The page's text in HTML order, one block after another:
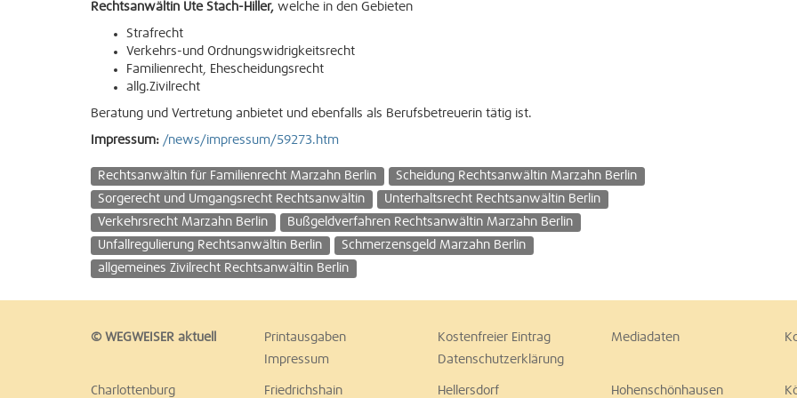
Rechtsanwältin Ute Stach-Hiller, welche in den Gebieten
Strafrecht
Verkehrs-und Ordnungswidrigkeitsrecht
Familienrecht, Ehescheidungsrecht
allg.Zivilrecht
Beratung und Vertretung anbietet und ebenfalls als Berufsbetreuerin tätig ist.
Impressum: /news/impressum/59273.htm
Rechtsanwältin für Familienrecht Marzahn Berlin
Scheidung Rechtsanwältin Marzahn Berlin
Sorgerecht und Umgangsrecht Rechtsanwältin
Unterhaltsrecht Rechtsanwältin Berlin
Verkehrsrecht Marzahn Berlin
Bußgeldverfahren Rechtsanwältin Marzahn Berlin
Unfallregulierung Rechtsanwältin Berlin
Schmerzensgeld Marzahn Berlin
allgemeines Zivilrecht Rechtsanwältin Berlin
© WEGWEISER aktuell Printausgaben Kostenfreier Eintrag Mediadaten
Impressum
Datenschutzerklärung
Charlottenburg Friedrichshain Hellersdorf Hohenschönhausen